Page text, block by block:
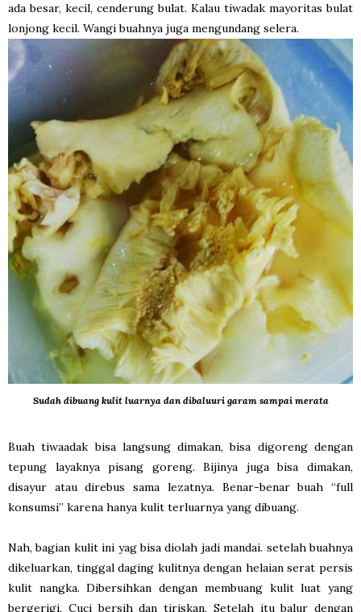
ada besar, kecil, cenderung bulat. Kalau tiwadak mayoritas bulat
lonjong kecil. Wangi buahnya juga mengundang selera.
Sudah dibuang kulit luarnya dan dibaluuri garam sampai merata
Buah tiwaadak bisa langsung dimakan, bisa digoreng dengan
tepung layaknya pisang goreng. Bijinya juga bisa dimakan,
disayur atau direbus sama lezatnya. Benar-benar buah “full
konsumsi” karena hanya kulit terluarnya yang dibuang.
Nah, bagian kulit ini yag bisa diolah jadi mandai. setelah buahnya
dikeluarkan, tinggal daging kulitnya dengan helaian serat persis
kulit nangka. Dibersihkan dengan membuang kulit luat yang
bergerigi. Cuci bersih dan tiriskan. Setelah itu balur dengan